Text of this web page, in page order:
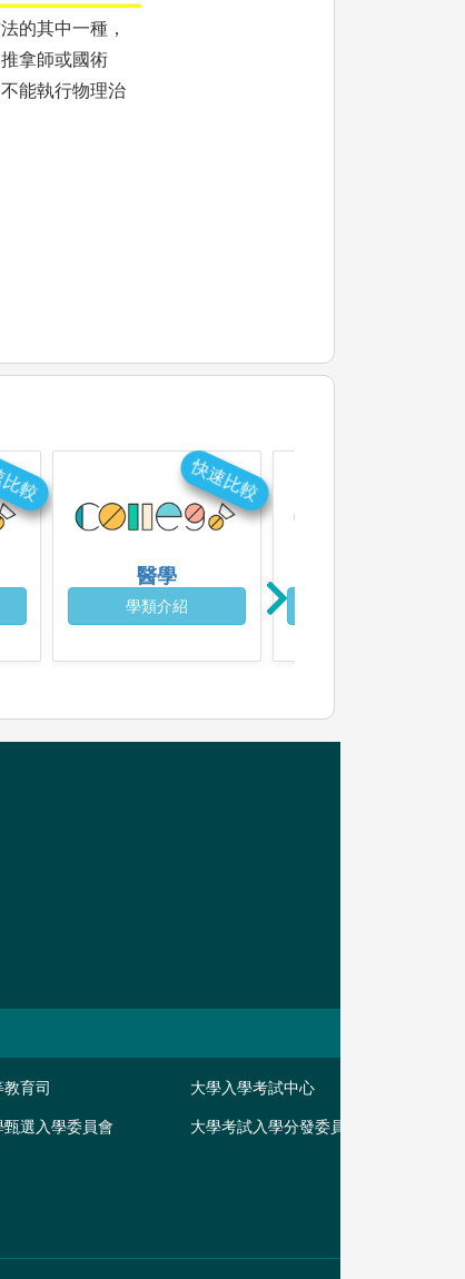
的其中一種，
拿師或國術
能執行物理治
較
醫學
學類介紹
快速比較
育司 大學入學考試中心
甄選入學委員會 大學考試入學分發委員會